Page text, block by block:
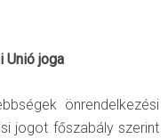
Unió joga
önrendelkezési
jogot főszabály szerint